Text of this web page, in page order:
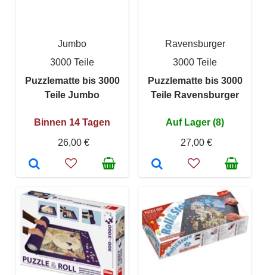
Jumbo
3000 Teile
Puzzlematte bis 3000
Teile Jumbo
Binnen 14 Tagen
26,00 €
Ravensburger
3000 Teile
Puzzlematte bis 3000
Teile Ravensburger
Auf Lager (8)
27,00 €